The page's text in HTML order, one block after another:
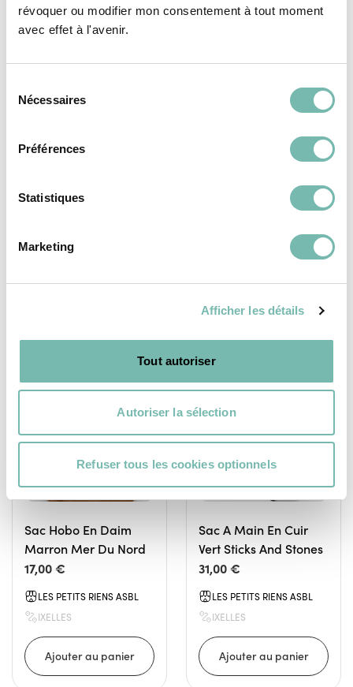
révoquer ou modifier mon consentement à tout moment
avec effet à l'avenir.
Nécessaires
Préférences
Statistiques
Marketing
Afficher les détails
Tout autoriser
Autoriser la sélection
Refuser tous les cookies optionnels
Sac À Main Cuir
Sac À Main Vintage
Bordeaux En Cuir
LES PETITS RIENS ASBL
SACS
Sac Hobo En Daim
Marron Mer Du Nord
17,00 €
LES PETITS RIENS ASBL
IXELLES
SACS
Sac A Main En Cuir
Vert Sticks And Stones
31,00 €
LES PETITS RIENS ASBL
IXELLES